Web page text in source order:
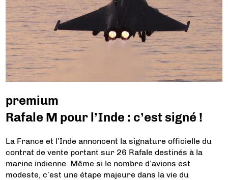
premium
Rafale M pour l’Inde : c’est signé !
La France et l’Inde annoncent la signature officielle du
contrat de vente portant sur 26 Rafale destinés à la
marine indienne. Même si le nombre d’avions est
modeste, c’est une étape majeure dans la vie du